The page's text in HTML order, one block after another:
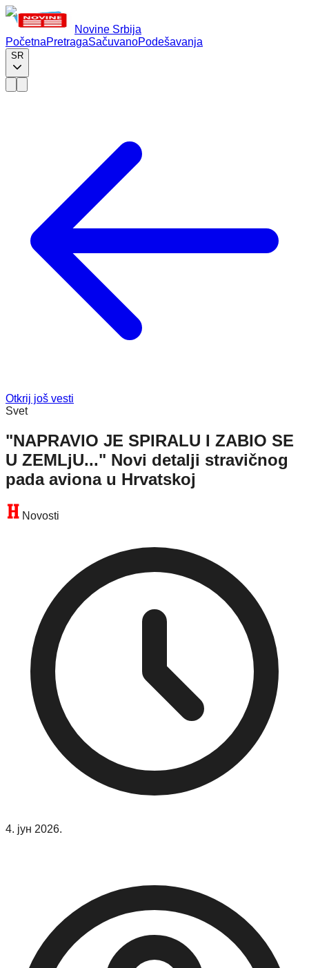
Novine Srbija
PočetnaPretragaSačuvanoPodešavanja
SR
Otkrij još vesti
Svet
"NAPRAVIO JE SPIRALU I ZABIO SE
U ZEMLjU..." Novi detalji stravičnog
pada aviona u Hrvatskoj
Novosti
4. јун 2026.